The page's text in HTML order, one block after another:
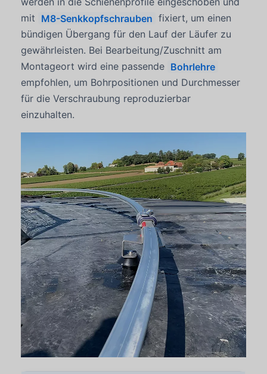
mit M8-Senkkopfschrauben fixiert, um einen
bündigen Übergang für den Lauf der Läufer zu
gewährleisten. Bei Bearbeitung/Zuschnitt am
Montageort wird eine passende Bohrlehre
empfohlen, um Bohrpositionen und Durchmesser
für die Verschraubung reproduzierbar
einzuhalten.